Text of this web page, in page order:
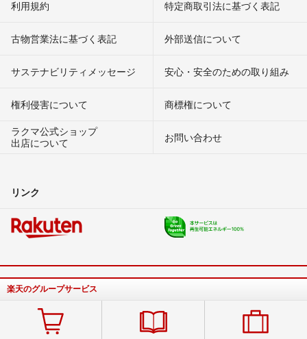
利用規約 特定商取引法に基づく表記
古物営業法に基づく表記 外部送信について
サステナビリティメッセージ 安心・安全のための取り組み
権利侵害について
商標権について
ラクマ公式ショップ
出店について
お問い合わせ
リンク
楽天のグループサービス